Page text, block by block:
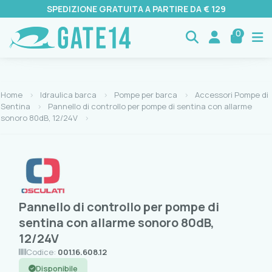
SPEDIZIONE GRATUITA A PARTIRE DA € 129
0
Home Idraulica barca Pompe per barca
Accessori Pompe di
Sentina
Pannello di controllo per pompe di sentina con allarme
sonoro 80dB, 12/24V
Pannello di controllo per pompe di
sentina con allarme sonoro 80dB,
12/24V
Codice: 001.16.608.12
Disponibile